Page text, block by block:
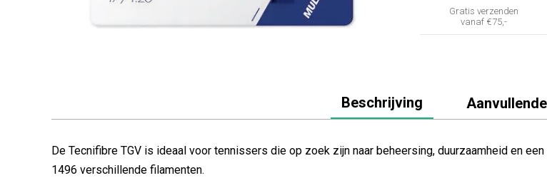
Gratis verzenden
vanaf €75,-
Beschrijving
De Tecnifibre TGV is ideaal voor tennissers die op zoek zijn naar beheersing, duurzaamheid en
1496 verschillende filamenten.